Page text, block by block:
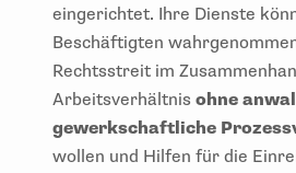
eingerichtet. Ihre Dienste
Beschäftigten
Rechtsstreit im
Arbeitsverhältnis ohne
gewerkschaftliche
wollen und Hilfen für die